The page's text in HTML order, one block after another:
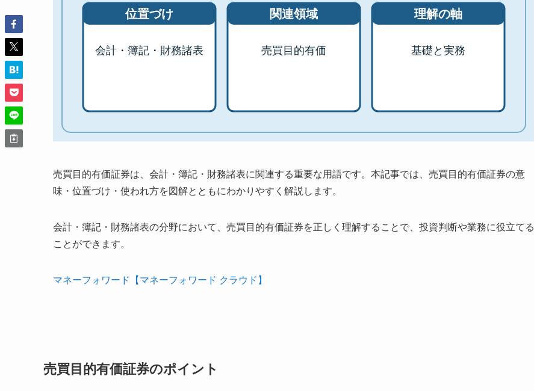
売買目的有価証券は、会計・簿記・財務諸表に関連する重要な用語です。本記事では、売買目的有価証券の意
味・位置づけ・使われ方を図解とともにわかりやすく解説します。
会計・簿記・財務諸表の分野において、売買目的有価証券を正しく理解することで、投資判断や業務に役立てる
ことができます。
マネーフォワード【マネーフォワード クラウド】
売買目的有価証券のポイント